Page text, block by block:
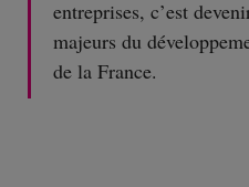
entreprises, c’est
majeurs du
de la France.